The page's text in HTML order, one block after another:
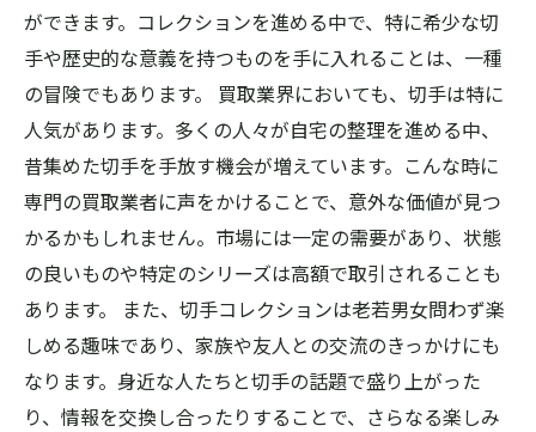
ができます。コレクションを進める中で、特に希少な切
手や歴史的な意義を持つものを手に入れることは、一種
の冒険でもあります。 買取業界においても、切手は特に
人気があります。多くの人々が自宅の整理を進める中、
昔集めた切手を手放す機会が増えています。こんな時に
専門の買取業者に声をかけることで、意外な価値が見つ
かるかもしれません。市場には一定の需要があり、状態
の良いものや特定のシリーズは高額で取引されることも
あります。 また、切手コレクションは老若男女問わず楽
しめる趣味であり、家族や友人との交流のきっかけにも
なります。身近な人たちと切手の話題で盛り上がった
り、情報を交換し合ったりすることで、さらなる楽しみ